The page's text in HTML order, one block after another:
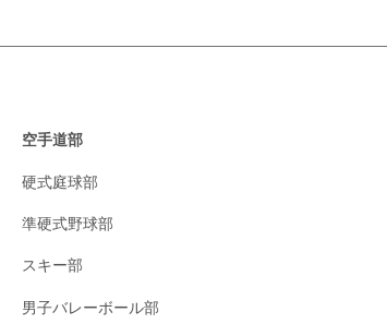
空手道部
硬式庭球部
準硬式野球部
スキー部
男子バレーボール部